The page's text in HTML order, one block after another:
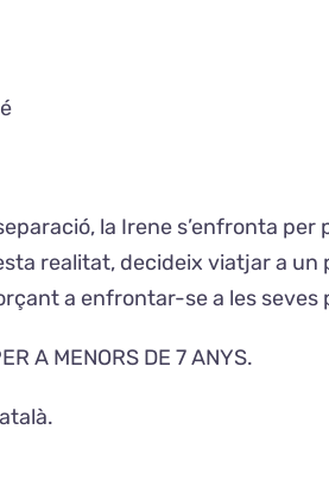
la Irene s’enfronta
realitat, decideix viatjar a
a enfrontar-se a les seves
A MENORS DE 7 ANYS.